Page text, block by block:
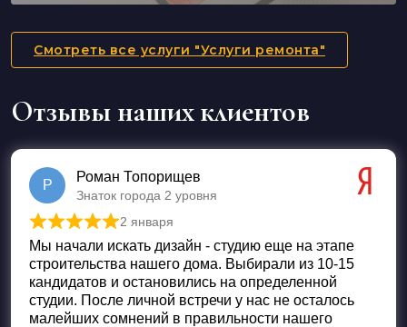
Смотреть все услуги "Услуги ремонта"
Отзывы наших клиентов
Р
Роман Топорищев
Знаток города 2 уровня
Оценка 5из 5
2 января
Мы начали искать дизайн - студию еще на этапе
строительства нашего дома. Выбирали из 10-15
кандидатов и остановились на определенной
студии. После личной встречи у нас не осталось
малейших сомнений в правильности нашего